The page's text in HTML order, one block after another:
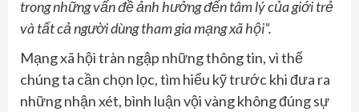
trong những vấn đề ảnh hưởng đến tâm lý của giới trẻ
và tất cả người dùng tham gia mạng xã hội”.
Mạng xã hội tràn ngập những thông tin, vì thế
chúng ta cần chọn lọc, tìm hiểu kỹ trước khi đưa ra
những nhận xét, bình luận vội vàng không đúng sự